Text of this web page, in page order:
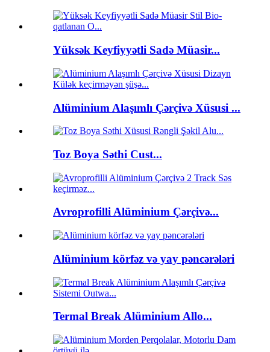
Yüksək Keyfiyyətli Sadə Müasir...
Alüminium Alaşımlı Çərçivə Xüsusi ...
Toz Boya Səthi Cust...
Avroprofilli Alüminium Çərçivə...
Alüminium körfəz və yay pəncərələri
Termal Break Alüminium Allo...